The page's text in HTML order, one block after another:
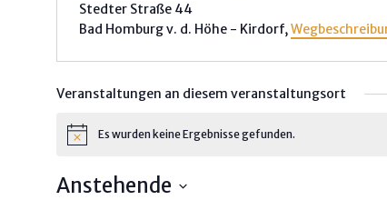
Stedter Straße 44
Bad Homburg v. d. Höhe - Kirdorf,
Veranstaltungen an diesem veranstaltungsort
HinweisEs wurden keine Ergebnisse gefunden.
Anstehende